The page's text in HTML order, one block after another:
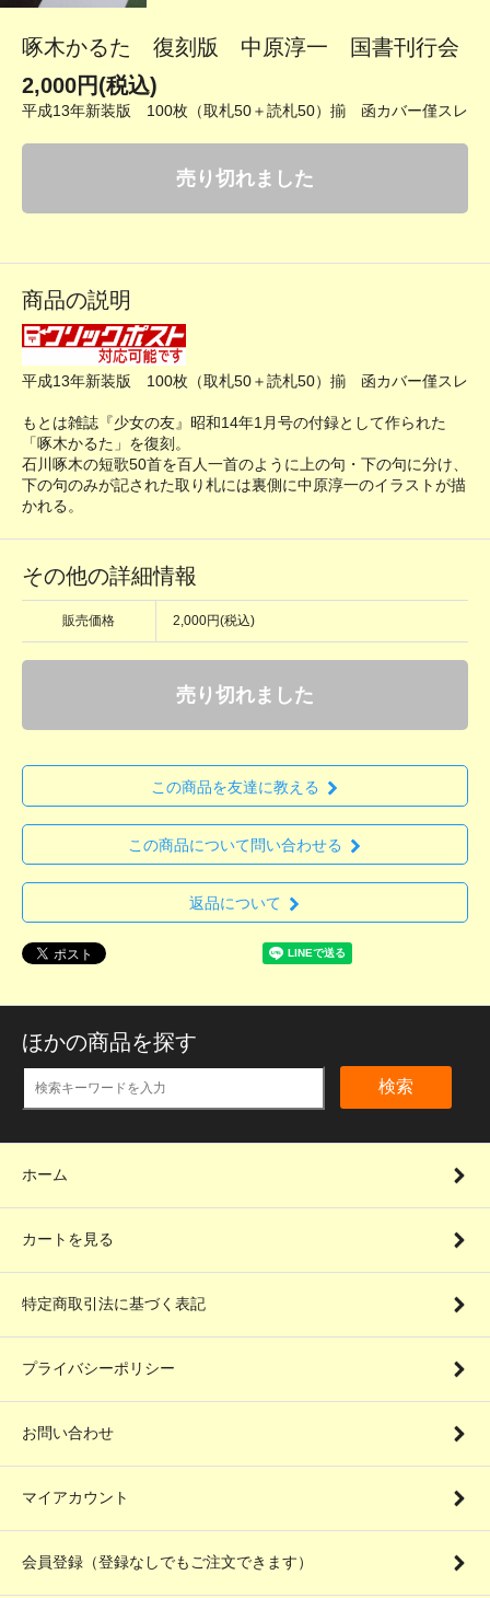
啄木かるた 復刻版 中原淳一 国書刊行会
2,000円(税込)
平成13年新装版 100枚（取札50＋読札50）揃 函カバー僅スレ
売り切れました
商品の説明
平成13年新装版 100枚（取札50＋読札50）揃 函カバー僅スレ
もとは雑誌『少女の友』昭和14年1月号の付録として作られた
「啄木かるた」を復刻。
石川啄木の短歌50首を百人一首のように上の句・下の句に分け、
下の句のみが記された取り札には裏側に中原淳一のイラストが描
かれる。
その他の詳細情報
販売価格 2,000円(税込)
売り切れました
この商品を友達に教える
この商品について問い合わせる
返品について
ほかの商品を探す
検索
ホーム
カートを見る
特定商取引法に基づく表記
プライバシーポリシー
お問い合わせ
マイアカウント
会員登録（登録なしでもご注文できます）